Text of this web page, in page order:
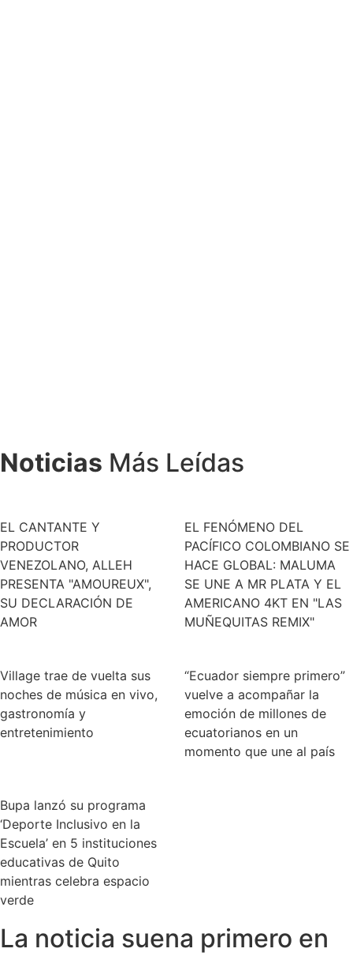
Noticias Más Leídas
EL CANTANTE Y
PRODUCTOR
VENEZOLANO, ALLEH
PRESENTA "AMOUREUX",
SU DECLARACIÓN DE
AMOR
EL FENÓMENO DEL
PACÍFICO COLOMBIANO SE
HACE GLOBAL: MALUMA
SE UNE A MR PLATA Y EL
AMERICANO 4KT EN "LAS
MUÑEQUITAS REMIX"
Village trae de vuelta sus
noches de música en vivo,
gastronomía y
entretenimiento
“Ecuador siempre primero”
vuelve a acompañar la
emoción de millones de
ecuatorianos en un
momento que une al país
Bupa lanzó su programa
‘Deporte Inclusivo en la
Escuela’ en 5 instituciones
educativas de Quito
mientras celebra espacio
verde
La noticia suena primero en